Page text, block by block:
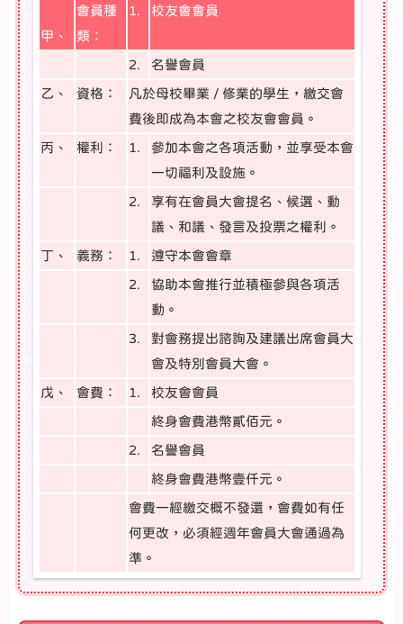
甲、
會員種
類：
1. 校友會會員
2. 名譽會員
乙、 資格：
凡於母校畢業 / 修業的學生，繳交會
費後即成為本會之校友會會員。
丙、 權利： 1.
參加本會之各項活動，並享受本會
一切福利及設施。
2.
享有在會員大會提名、候選、動
議、和議、發言及投票之權利。
丁、 義務： 1. 遵守本會會章
2.
協助本會推行並積極參與各項活
動。
3.
對會務提出諮詢及建議出席會員大
會及特別會員大會。
戊、 會費： 1. 校友會會員
終身會費港幣貳佰元。
2. 名譽會員
終身會費港幣壹仟元。
會費一經繳交概不發還，會費如有任
何更改，必須經週年會員大會通過為
準。